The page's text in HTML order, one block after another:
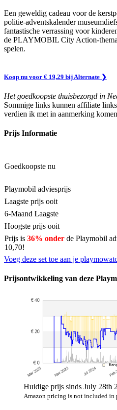
Een geweldig cadeau voor de
politie-adventskalender
fantastische verrassing voor
de PLAYMOBIL City Action-
spelen.
Koop nu voor € 19,29 bij Alternate ❯
Het goedkoopste thuisbezorgd in
Sommige links kunnen affiliate
verdien ik met in aanmerking
Prijs Informatie
Goedkoopste nu
Playmobil adviesprijs
Laagste prijs ooit
6-Maand Laagste
Hoogste prijs ooit
Prijs is 36% onder de Playmobil
10,70!
Voeg deze set toe aan je
Prijsontwikkeling van deze
Huidige prijs sinds July 28th
Amazon pricing is not included in